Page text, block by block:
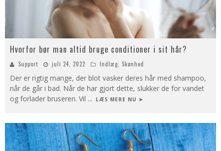
Hvorfor bør man altid bruge conditioner i sit hår?
Support juli 24, 2022 Indlæg Skønhed
Der er rigtig mange, der blot vasker deres hår med shampoo,
når de går i bad. Når de har gjort dette, slukker de for vandet
og forlader bruseren. Vil ... LÆS MERE NU ➤